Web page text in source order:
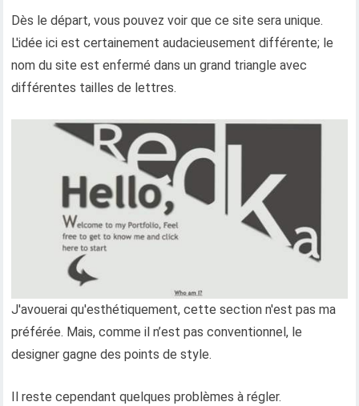
Dès le départ, vous pouvez voir que ce site sera unique.
L'idée ici est certainement audacieusement différente; le
nom du site est enfermé dans un grand triangle avec
différentes tailles de lettres.
J'avouerai qu'esthétiquement, cette section n'est pas ma
préférée. Mais, comme il n’est pas conventionnel, le
designer gagne des points de style.
Il reste cependant quelques problèmes à régler.